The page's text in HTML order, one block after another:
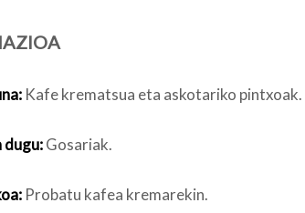
Kafe krematsua eta askotariko pintxoak.
dugu:Gosariak.
Probatu kafea kremarekin.